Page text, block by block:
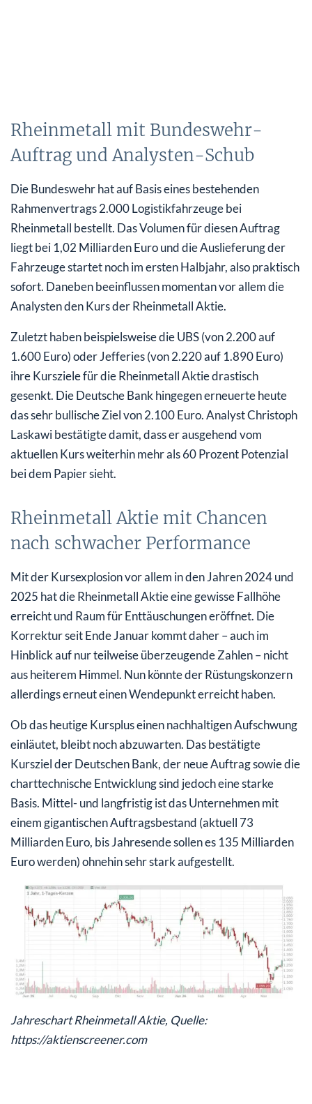
Rheinmetall mit Bundeswehr-
Auftrag und Analysten-Schub
Die Bundeswehr hat auf Basis eines bestehenden
Rahmenvertrags 2.000 Logistikfahrzeuge bei
Rheinmetall bestellt. Das Volumen für diesen Auftrag
liegt bei 1,02 Milliarden Euro und die Auslieferung der
Fahrzeuge startet noch im ersten Halbjahr, also praktisch
sofort. Daneben beeinflussen momentan vor allem die
Analysten den Kurs der Rheinmetall Aktie.
Zuletzt haben beispielsweise die UBS (von 2.200 auf
1.600 Euro) oder Jefferies (von 2.220 auf 1.890 Euro)
ihre Kursziele für die Rheinmetall Aktie drastisch
gesenkt. Die Deutsche Bank hingegen erneuerte heute
das sehr bullische Ziel von 2.100 Euro. Analyst Christoph
Laskawi bestätigte damit, dass er ausgehend vom
aktuellen Kurs weiterhin mehr als 60 Prozent Potenzial
bei dem Papier sieht.
Rheinmetall Aktie mit Chancen
nach schwacher Performance
Mit der Kursexplosion vor allem in den Jahren 2024 und
2025 hat die Rheinmetall Aktie eine gewisse Fallhöhe
erreicht und Raum für Enttäuschungen eröffnet. Die
Korrektur seit Ende Januar kommt daher – auch im
Hinblick auf nur teilweise überzeugende Zahlen – nicht
aus heiterem Himmel. Nun könnte der Rüstungskonzern
allerdings erneut einen Wendepunkt erreicht haben.
Ob das heutige Kursplus einen nachhaltigen Aufschwung
einläutet, bleibt noch abzuwarten. Das bestätigte
Kursziel der Deutschen Bank, der neue Auftrag sowie die
charttechnische Entwicklung sind jedoch eine starke
Basis. Mittel- und langfristig ist das Unternehmen mit
einem gigantischen Auftragsbestand (aktuell 73
Milliarden Euro, bis Jahresende sollen es 135 Milliarden
Euro werden) ohnehin sehr stark aufgestellt.
Jahreschart Rheinmetall Aktie, Quelle:
https://aktienscreener.com